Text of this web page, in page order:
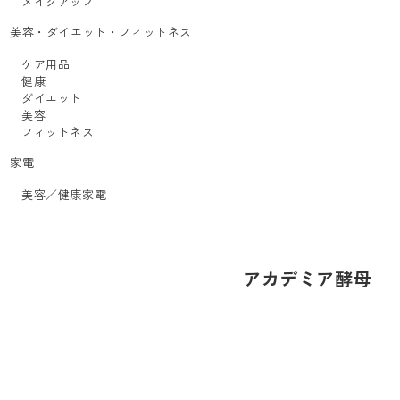
美容・ダイエット・フィットネス
ケア用品
健康
ダイエット
美容
フィットネス
家電
美容／健康家電
アカデミア酵母